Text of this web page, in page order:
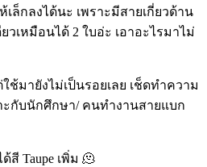
ล็กลงได้นะ เพราะมีสายเกี่ยวด้าน
วเหมือนได้ 2 ใบอ่ะ เอาอะไรมาไม่
ช้มายังไม่เป็นรอยเลย เช็ดทำความ
ะกับนักศึกษา/ คนทำงานสายแบก
Taupe เพิ่ม 🫠